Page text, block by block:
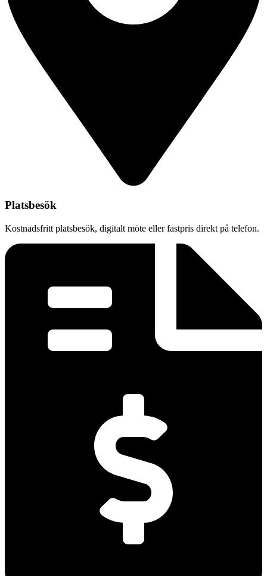
Platsbesök
Kostnadsfritt platsbesök, digitalt möte eller fastpris direkt på telefon.